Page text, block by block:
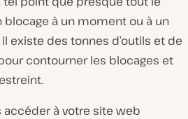
à un moment ou à un
existe des tonnes d’outils et de
contourner les blocages et
accéder à votre site web